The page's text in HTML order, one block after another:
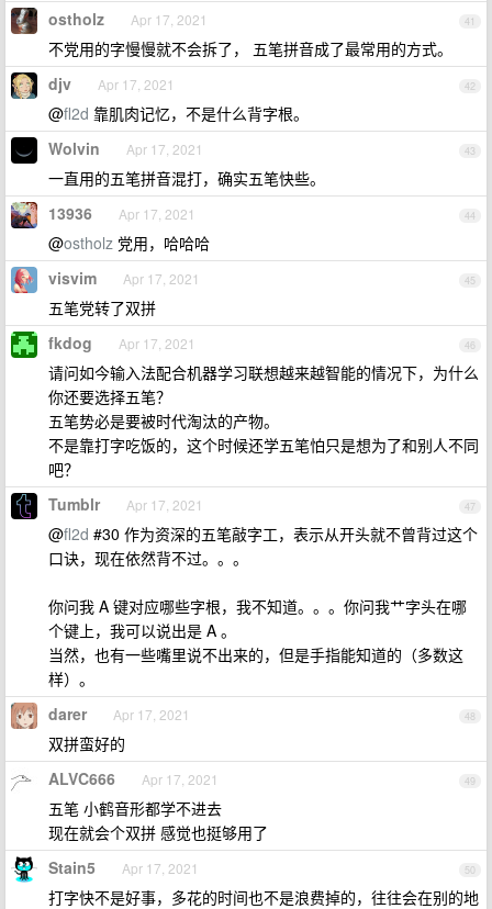
41
ostholz Apr 17, 2021
不党用的字慢慢就不会拆了， 五笔拼音成了最常用的方式。
42
djv Apr 17, 2021
@fl2d 靠肌肉记忆，不是什么背字根。
43
Wolvin Apr 17, 2021
一直用的五笔拼音混打，确实五笔快些。
44
13936 Apr 17, 2021
@ostholz 党用，哈哈哈
45
visvim Apr 17, 2021
五笔党转了双拼
46
fkdog Apr 17, 2021
请问如今输入法配合机器学习联想越来越智能的情况下，为什么
你还要选择五笔？
五笔势必是要被时代淘汰的产物。
不是靠打字吃饭的，这个时候还学五笔怕只是想为了和别人不同
吧？
47
Tumblr Apr 17, 2021
@fl2d #30 作为资深的五笔敲字工，表示从开头就不曾背过这个
口诀，现在依然背不过。。。
你问我 A 键对应哪些字根，我不知道。。。你问我艹字头在哪
个键上，我可以说出是 A 。
当然，也有一些嘴里说不出来的，但是手指能知道的（多数这
样）。
48
darer Apr 17, 2021
双拼蛮好的
49
ALVC666 Apr 17, 2021
五笔 小鹤音形都学不进去
现在就会个双拼 感觉也挺够用了
50
Stain5 Apr 17, 2021
打字快不是好事，多花的时间也不是浪费掉的，往往会在别的地